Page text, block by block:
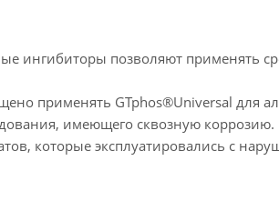
ингибиторы позволяют применять
применять GTphos®Universal для
имеющего сквозную коррозию.
которые эксплуатировались с